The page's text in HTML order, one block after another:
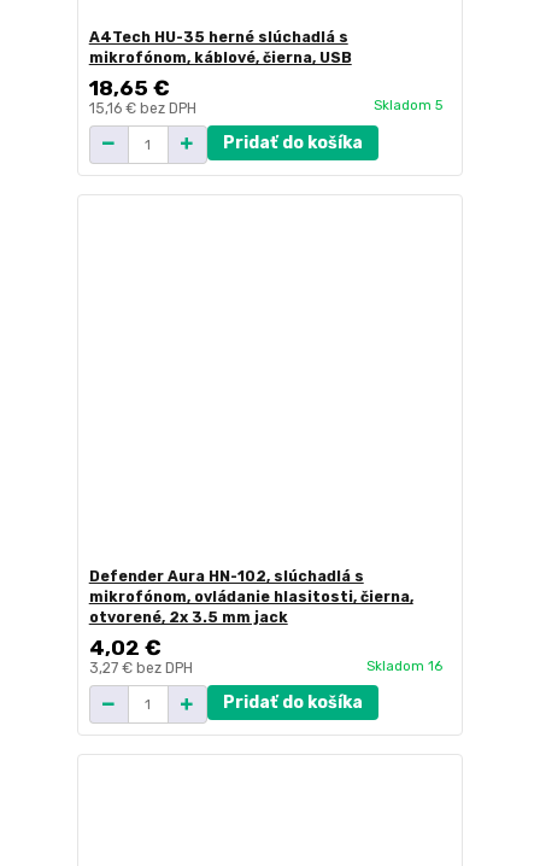
A4Tech HU-35 herné slúchadlá s
mikrofónom, káblové, čierna, USB
18,65 €
15,16 € bez DPH Skladom 5
Pridať do košíka
Defender Aura HN-102, slúchadlá s
mikrofónom, ovládanie hlasitosti, čierna,
otvorené, 2x 3.5 mm jack
4,02 €
3,27 € bez DPH Skladom 16
Pridať do košíka